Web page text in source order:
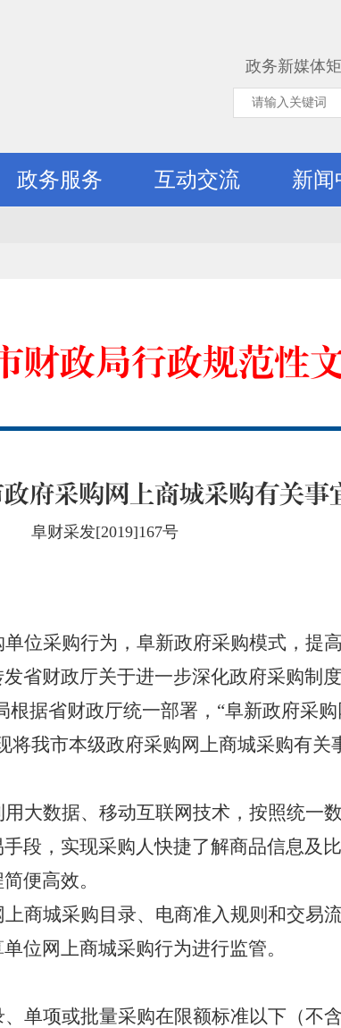
政务新媒体
政务服务 互动交流 新闻
财政局行政规范性
府采购网上商城采购有关事
阜财采发[2019]167号
位采购行为，阜新政府采购模式，提
省财政厅关于进一步深化政府采购制
据省财政厅统一部署，“阜新政府采
我市本级政府采购网上商城采购有关
大数据、移动互联网技术，按照统一
段，实现采购人快捷了解商品信息及
便高效。
商城采购目录、电商准入规则和交易
位网上商城采购行为进行监管。
单项或批量采购在限额标准以下（不